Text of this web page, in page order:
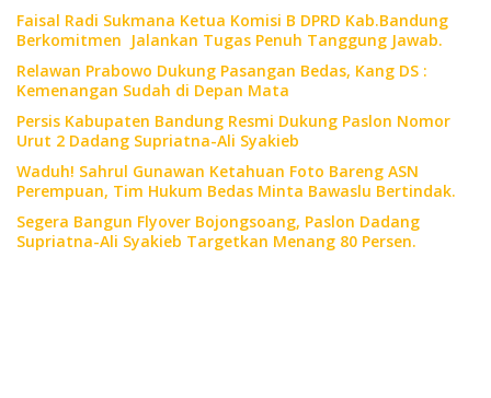
Faisal Radi Sukmana Ketua Komisi B DPRD Kab.Bandung
Berkomitmen Jalankan Tugas Penuh Tanggung Jawab.
Relawan Prabowo Dukung Pasangan Bedas, Kang DS :
Kemenangan Sudah di Depan Mata
Persis Kabupaten Bandung Resmi Dukung Paslon Nomor
Urut 2 Dadang Supriatna-Ali Syakieb
Waduh! Sahrul Gunawan Ketahuan Foto Bareng ASN
Perempuan, Tim Hukum Bedas Minta Bawaslu Bertindak.
Segera Bangun Flyover Bojongsoang, Paslon Dadang
Supriatna-Ali Syakieb Targetkan Menang 80 Persen.